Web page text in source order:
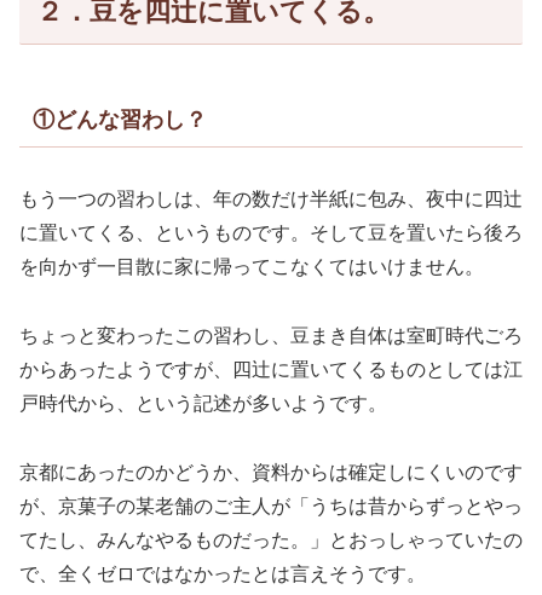
２．豆を四辻に置いてくる。
①どんな習わし？
もう一つの習わしは、年の数だけ半紙に包み、夜中に四辻
に置いてくる、というものです。そして豆を置いたら後ろ
を向かず一目散に家に帰ってこなくてはいけません。
ちょっと変わったこの習わし、豆まき自体は室町時代ごろ
からあったようですが、四辻に置いてくるものとしては江
戸時代から、という記述が多いようです。
京都にあったのかどうか、資料からは確定しにくいのです
が、京菓子の某老舗のご主人が「うちは昔からずっとやっ
てたし、みんなやるものだった。」とおっしゃっていたの
で、全くゼロではなかったとは言えそうです。